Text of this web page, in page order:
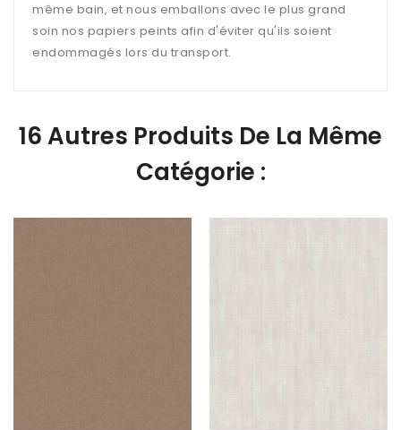
même bain, et nous emballons avec le plus grand
soin nos papiers peints afin d'éviter qu'ils soient
endommagés lors du transport.
16 Autres Produits De La Même
Catégorie :